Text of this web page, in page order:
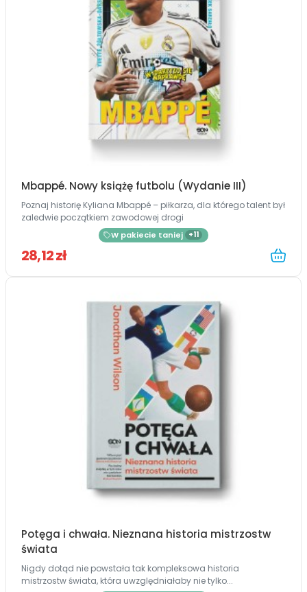
Mbappé. Nowy książę futbolu (Wydanie III)
Poznaj historię Kyliana Mbappé – piłkarza, dla którego talent był
zaledwie początkiem zawodowej drogi
W pakiecie taniej +11
28,12 zł
Potęga i chwała. Nieznana historia mistrzostw
świata
Nigdy dotąd nie powstała tak kompleksowa historia
mistrzostw świata, która uwzględniałaby nie tylko...